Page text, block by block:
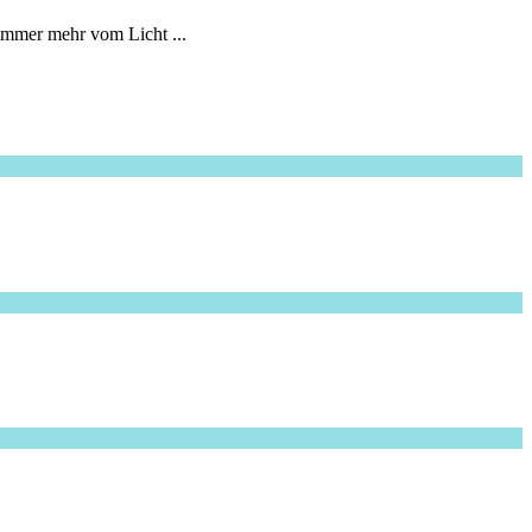
mehr vom Licht ...